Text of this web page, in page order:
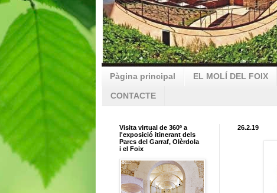
Pàgina principal EL MOLÍ DEL FOIX
CONTACTE
26.2.19
Visita virtual de 360º a
l'exposició itinerant dels
Parcs del Garraf, Olèrdola
i el Foix